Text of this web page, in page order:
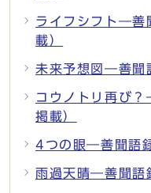
ライフシフト―善
載）
未来予想図―善聞
コウノトリ再び
掲載）
4つの眼―善聞語
雨過天晴―善聞語